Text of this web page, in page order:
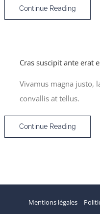
Continue Reading
Cras suscipit ante erat
Vivamus magna justo,
convallis at tellus.
Continue Reading
Mentions légales